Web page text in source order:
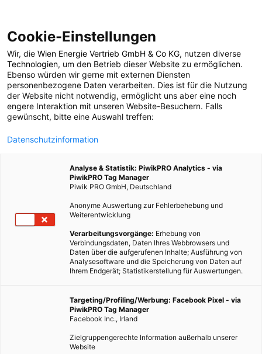
POSTS BY TAG
Northvolt
1 BEITRAG
Cookie-Einstellungen
Wir, die Wien Energie Vertrieb GmbH & Co KG, nutzen diverse
Technologien, um den Betrieb dieser Website zu ermöglichen.
Ebenso würden wir gerne mit externen Diensten
personenbezogene Daten verarbeiten. Dies ist für die Nutzung
der Website nicht notwendig, ermöglicht uns aber eine noch
engere Interaktion mit unseren Website-Besuchern. Falls
gewünscht, bitte eine Auswahl treffen:
Datenschutzinformation
Analyse & Statistik: PiwikPRO Analytics - via
PiwikPRO Tag Manager
Piwik PRO GmbH, Deutschland
Anonyme Auswertung zur Fehlerbehebung und
Weiterentwicklung
Verarbeitungsvorgänge: Erhebung von
Verbindungsdaten, Daten Ihres Webbrowsers und
Daten über die aufgerufenen Inhalte; Ausführung von
Analysesoftware und die Speicherung von Daten auf
Ihrem Endgerät; Statistikerstellung für Auswertungen.
Targeting/Profiling/Werbung: Facebook Pixel - via
PiwikPRO Tag Manager
Facebook Inc., Irland
Zielgruppengerechte Information außerhalb unserer
Website